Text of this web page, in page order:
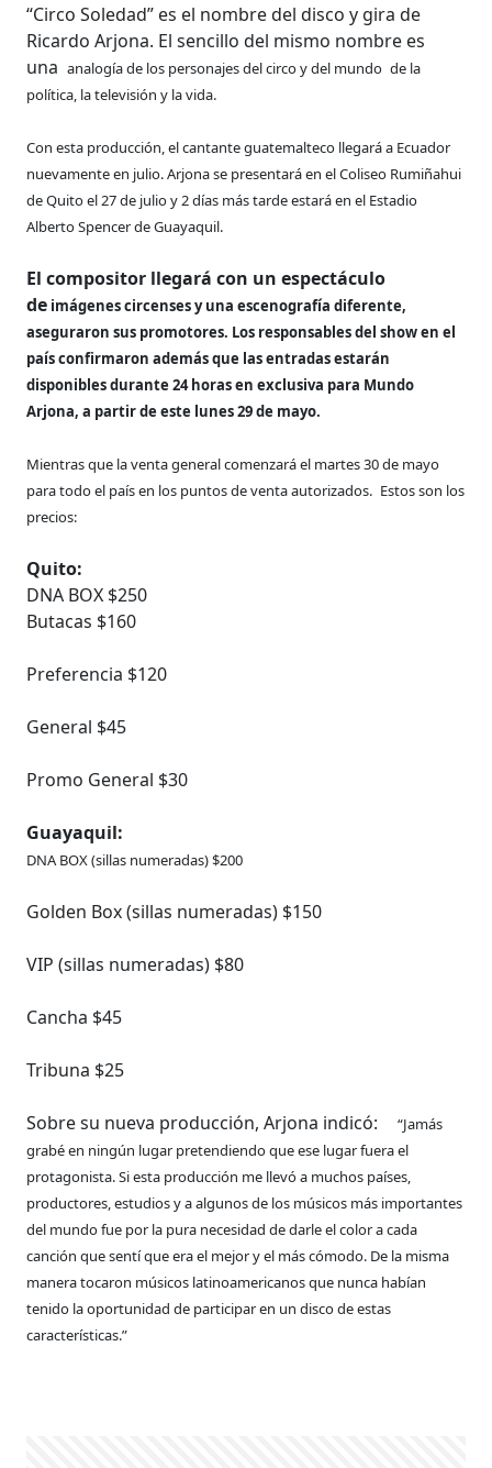
“Circo Soledad” es el nombre del disco y gira de
Ricardo Arjona. El sencillo del mismo nombre es
unaanalogía de los personajes del circo y del mundo de la
política, la televisión y la vida.
Con esta producción, el cantante guatemalteco llegará a Ecuador
nuevamente en julio. Arjona se presentará en el Coliseo Rumiñahui
de Quito el 27 de julio y 2 días más tarde estará en el Estadio
Alberto Spencer de Guayaquil.
El compositor llegará con un espectáculo
de imágenes circenses y una escenografía diferente,
aseguraron sus promotores. Los responsables del show en el
país confirmaron además que lasentradas estarán
disponibles durante 24 horas en exclusiva para Mundo
Arjona, a partir de este lunes 29 de mayo.
Mientras que la venta general comenzará el martes 30 de mayo
para todo el país en los puntos de venta autorizados. Estos son los
precios:
Quito:
DNA BOX $250
Butacas $160
Preferencia $120
General $45
Promo General $30
Guayaquil:
DNA BOX (sillas numeradas) $200
Golden Box (sillas numeradas) $150
VIP (sillas numeradas) $80
Cancha $45
Tribuna $25
Sobre su nueva producción, Arjona indicó:
“Jamás
grabé en ningún lugar pretendiendo que ese lugar fuera el
protagonista. Si esta producción me llevó a muchos países,
productores, estudios y a algunos de los músicos más importantes
del mundo fue por la pura necesidad de darle el color a cada
canción que sentí que era el mejor y el más cómodo. De la misma
manera tocaron músicos latinoamericanos que nunca habían
tenido la oportunidad de participar en un disco de estas
características.”